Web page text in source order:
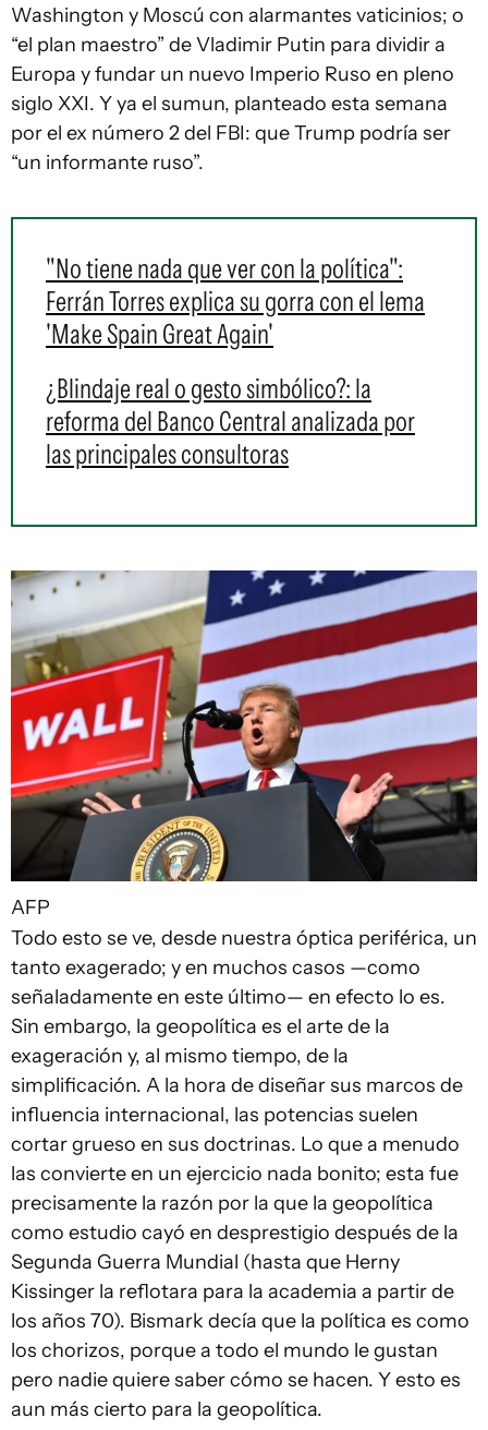
Washington y Moscú con alarmantes vaticinios; o
“el plan maestro” de Vladimir Putin para dividir a
Europa y fundar un nuevo Imperio Ruso en pleno
siglo XXI. Y ya el sumun, planteado esta semana
por el ex número 2 del FBI: que Trump podría ser
“un informante ruso”.
"No tiene nada que ver con la política":
Ferrán Torres explica su gorra con el lema
'Make Spain Great Again'
¿Blindaje real o gesto simbólico?: la
reforma del Banco Central analizada por
las principales consultoras
AFP
Todo esto se ve, desde nuestra óptica periférica, un
tanto exagerado; y en muchos casos —como
señaladamente en este último— en efecto lo es.
Sin embargo, la geopolítica es el arte de la
exageración y, al mismo tiempo, de la
simplificación. A la hora de diseñar sus marcos de
influencia internacional, las potencias suelen
cortar grueso en sus doctrinas. Lo que a menudo
las convierte en un ejercicio nada bonito; esta fue
precisamente la razón por la que la geopolítica
como estudio cayó en desprestigio después de la
Segunda Guerra Mundial (hasta que Herny
Kissinger la reflotara para la academia a partir de
los años 70). Bismark decía que la política es como
los chorizos, porque a todo el mundo le gustan
pero nadie quiere saber cómo se hacen. Y esto es
aun más cierto para la geopolítica.